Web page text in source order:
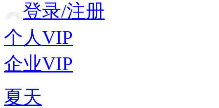
登录/注册
个人VIP
企业VIP
夏天